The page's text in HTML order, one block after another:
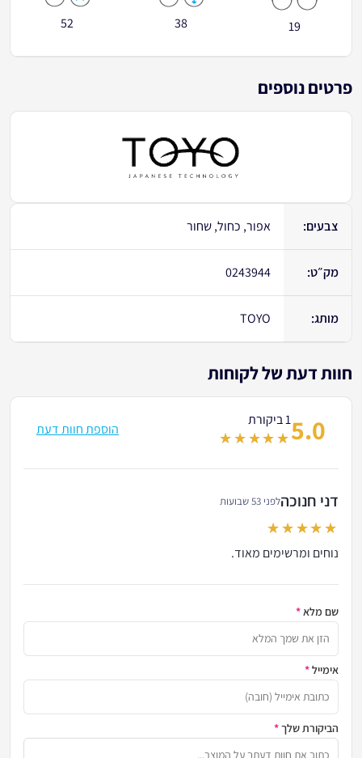
19
38
52
פרטים נוספים
צבעים: אפור, כחול, שחור
מק״ט: 0243944
מותג: TOYO
חוות דעת של לקוחות
5.01 ביקורת
הוספת חוות דעת
דני חנוכהלפני 53 שבועות
out of 5
נוחים ומרשימים מאוד.
שם מלא*
אימייל*
הביקורת שלך*